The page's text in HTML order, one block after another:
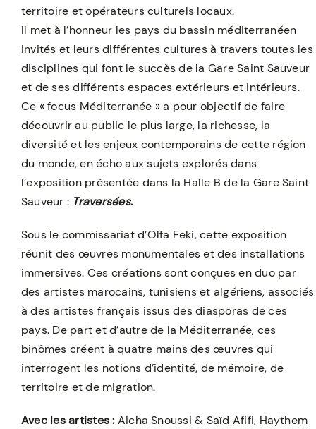
territoire et opérateurs culturels locaux.
Il met à l’honneur les pays du bassin méditerranéen
invités et leurs différentes cultures à travers toutes les
disciplines qui font le succès de la Gare Saint Sauveur
et de ses différents espaces extérieurs et intérieurs.
Ce « focus Méditerranée » a pour objectif de faire
découvrir au public le plus large, la richesse, la
diversité et les enjeux contemporains de cette région
du monde, en écho aux sujets explorés dans
l’exposition présentée dans la Halle B de la Gare Saint
Sauveur : Traversées.
Sous le commissariat d’Olfa Feki, cette exposition
réunit des œuvres monumentales et des installations
immersives. Ces créations sont conçues en duo par
des artistes marocains, tunisiens et algériens, associés
à des artistes français issus des diasporas de ces
pays. De part et d’autre de la Méditerranée, ces
binômes créent à quatre mains des œuvres qui
interrogent les notions d’identité, de mémoire, de
territoire et de migration.
Avec les artistes : Aicha Snoussi & Saïd Afifi, Haythem